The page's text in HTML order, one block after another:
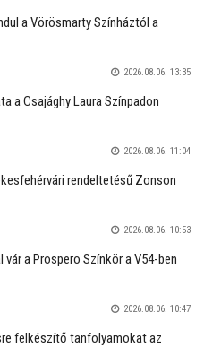
a Vörösmarty Színháztól a
2026.08.06. 13:35
a Csajághy Laura Színpadon
2026.08.06. 11:04
rendeltetésű Zonson
2026.08.06. 10:53
a Prospero Színkör a V54-ben
2026.08.06. 10:47
felkészítő tanfolyamokat az